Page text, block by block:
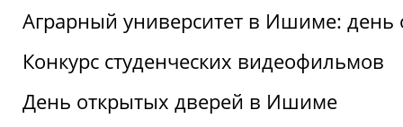
Аграрный университет в Ишиме: день
Конкурс студенческих видеофильмов
День открытых дверей в Ишиме